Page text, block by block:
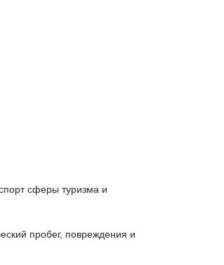
сферы туризма и
пробег, повреждения и